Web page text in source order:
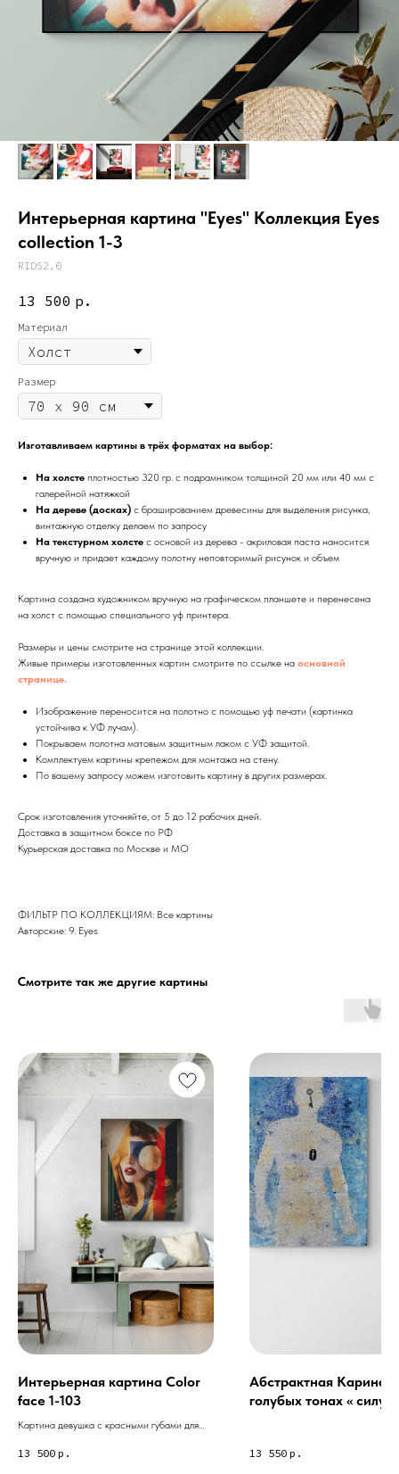
Интерьерная картина "Eyes" Коллекция Eyes
collection 1-3
RIDS2.0
13 500 р.
Материал
Размер
Изготавливаем картины в трёх форматах на выбор:
На холсте плотностью 320 гр. с подрамником толщиной 20 мм или 40 мм с
галерейной натяжкой
На дереве (досках) с брашированием древесины для выделения рисунка,
винтажную отделку делаем по запросу
На текстурном холсте с основой из дерева - акриловая паста наносится
вручную и придает каждому полотну неповторимый рисунок и объем
Картина создана художником вручную на графическом планшете и перенесена
на холст с помощью специального уф принтера.
Размеры и цены смотрите на странице этой коллекции.
Живые примеры изготовленных картин смотрите по ссылке на основной
странице.
Изображение переносится на полотно с помощью уф печати (картинка
устойчива к УФ лучам).
Покрываем полотна матовым защитным лаком с УФ защитой.
Комплектуем картины крепежом для монтажа на стену.
По вашему запросу можем изготовить картину в других размерах.
Срок изготовления уточняйте, от 5 до 12 рабочих дней.
Доставка в защитном боксе по РФ
Курьерская доставка по Москве и МО
ФИЛЬТР ПО КОЛЛЕКЦИЯМ: Все картины
Авторские: 9. Eyes
Смотрите так же другие картины
Интерьерная картина Color
face 1-103
Картина девушка с красными губами для
13 500 р.
Абстрактная Карина
голубых тонах « силуэт
13 550 р.
Москва - производство картин
на холсте ( Москва,
Полимерная дом 8 \ ПН-ПТ 9-
18 | СБ 10-16 \ Посещение — по
предварительной записи)
Сочи - Производство дверей и
мебели (Доставка по РФ )
Связь с нами:
Из-за большого количества
спама предпочитаем общение
через мессенджеры. Главный
канал — Max Напишите нам, и
мы оперативно ответим.
ridsloft@gmail.com
Яндекс отзывы